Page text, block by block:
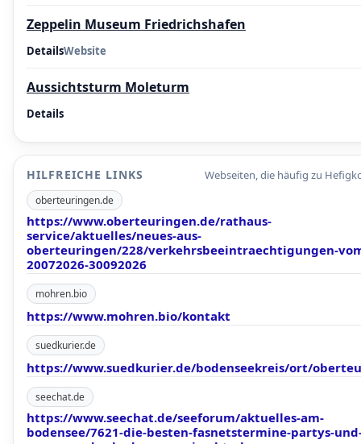
Zeppelin Museum Friedrichshafen
DetailsWebsite
Aussichtsturm Moleturm
Details
HILFREICHE LINKS Webseiten, die häufig zu
oberteuringen.de
https://www.oberteuringen.de/rathaus-
service/aktuelles/neues-aus-
oberteuringen/228/verkehrsbeeintraechtigungen-
20072026-30092026
mohren.bio
https://www.mohren.bio/kontakt
suedkurier.de
https://www.suedkurier.de/bodenseekreis/ort/
seechat.de
https://www.seechat.de/seeforum/aktuelles-am-
bodensee/7621-die-besten-fasnetstermine-partys-